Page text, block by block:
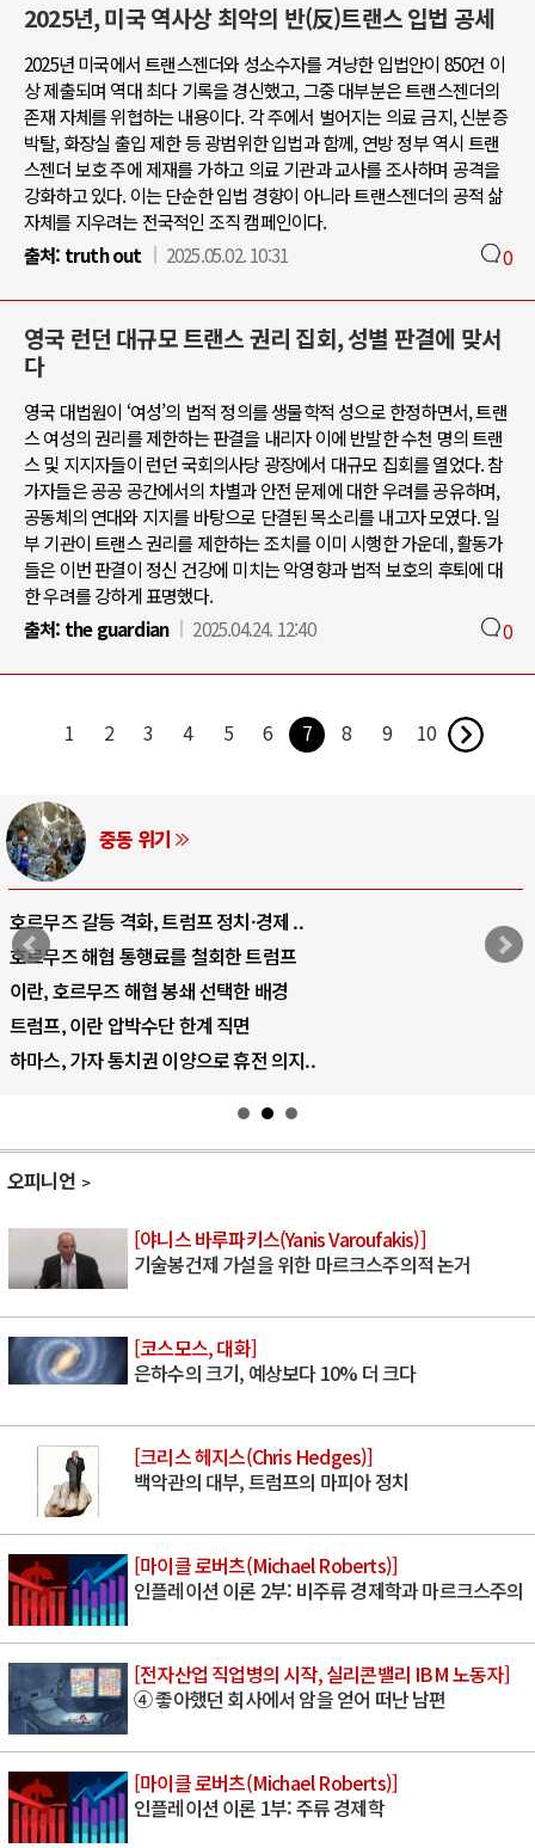
2025년, 미국 역사상 최악의 반(反)트랜스 입법 공세
2025년 미국에서 트랜스젠더와 성소수자를 겨냥한 입법안이 850건 이
상 제출되며 역대 최다 기록을 경신했고, 그중 대부분은 트랜스젠더의
존재 자체를 위협하는 내용이다. 각 주에서 벌어지는 의료 금지, 신분증
박탈, 화장실 출입 제한 등 광범위한 입법과 함께, 연방 정부 역시 트랜
스젠더 보호 주에 제재를 가하고 의료 기관과 교사를 조사하며 공격을
강화하고 있다. 이는 단순한 입법 경향이 아니라 트랜스젠더의 공적 삶
자체를 지우려는 전국적인 조직 캠페인이다.
출처: truth out 2025.05.02. 10:31 0
영국 런던 대규모 트랜스 권리 집회, 성별 판결에 맞서
다
영국 대법원이 ‘여성’의 법적 정의를 생물학적 성으로 한정하면서, 트랜
스 여성의 권리를 제한하는 판결을 내리자 이에 반발한 수천 명의 트랜
스 및 지지자들이 런던 국회의사당 광장에서 대규모 집회를 열었다. 참
가자들은 공공 공간에서의 차별과 안전 문제에 대한 우려를 공유하며,
공동체의 연대와 지지를 바탕으로 단결된 목소리를 내고자 모였다. 일
부 기관이 트랜스 권리를 제한하는 조치를 이미 시행한 가운데, 활동가
들은 이번 판결이 정신 건강에 미치는 악영향과 법적 보호의 후퇴에 대
한 우려를 강하게 표명했다.
출처: the guardian 2025.04.24. 12:40 0
1 2 3 4 5 6 7 8 9 10
중동 위기
호르무즈 갈등 격화, 트럼프 정치·경제 ..
호르무즈 해협 통행료를 철회한 트럼프
이란, 호르무즈 해협 봉쇄 선택한 배경
트럼프, 이란 압박수단 한계 직면
하마스, 가자 통치권 이양으로 휴전 의지..
오피니언
[야니스 바루파키스(Yanis Varoufakis)]
기술봉건제 가설을 위한 마르크스주의적 논거
[코스모스, 대화]
은하수의 크기, 예상보다 10% 더 크다
[크리스 헤지스(Chris Hedges)]
백악관의 대부, 트럼프의 마피아 정치
[마이클 로버츠(Michael Roberts)]
인플레이션 이론 2부: 비주류 경제학과 마르크스주의
[전자산업 직업병의 시작, 실리콘밸리 IBM 노동자]
④ 좋아했던 회사에서 암을 얻어 떠난 남편
[마이클 로버츠(Michael Roberts)]
인플레이션 이론 1부: 주류 경제학